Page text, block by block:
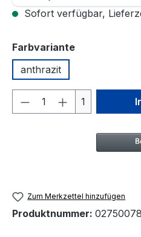
Sofort verfügbar,
Farbvarianteauswählen
anthrazit
Produkt Anzahl:
1
Zum Merkzettel hinzufügen
Produktnummer: